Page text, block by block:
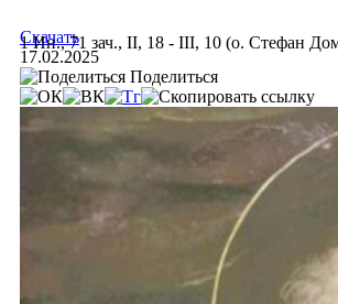
1 Ин., 71 зач., II, 18 - III, 10 (о. Стефан
Скачать
17.02.2025
Поделиться